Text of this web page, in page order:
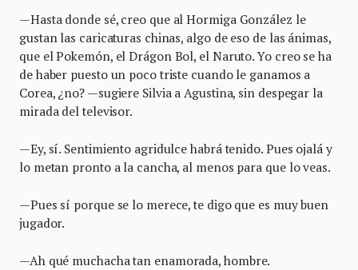
—Hasta donde sé, creo que al Hormiga González le
gustan las caricaturas chinas, algo de eso de las ánimas,
que el Pokemón, el Drágon Bol, el Naruto. Yo creo se ha
de haber puesto un poco triste cuando le ganamos a
Corea, ¿no? —sugiere Silvia a Agustina, sin despegar la
mirada del televisor.
—Ey, sí. Sentimiento agridulce habrá tenido. Pues ojalá y
lo metan pronto a la cancha, al menos para que lo veas.
—Pues sí porque se lo merece, te digo que es muy buen
jugador.
—Ah qué muchacha tan enamorada, hombre.